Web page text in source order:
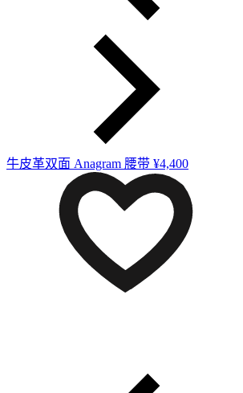
牛皮革双面 Anagram 腰带 ¥4,400